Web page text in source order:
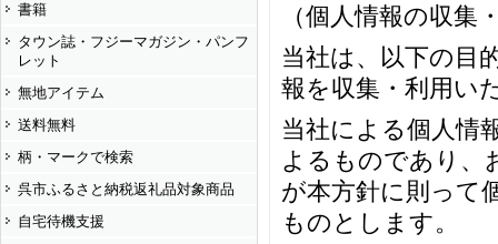
書籍
タウン誌・フジーマガジン・パンフ
レット
無地アイテム
送料無料
柄・マークで検索
呉市ふるさと納税返礼品対象商品
自宅待機支援
（個人情報の収集
当社は、以下の目
報を収集・利用い
当社による個人情
よるものであり、
が本方針に則って
ものとします。